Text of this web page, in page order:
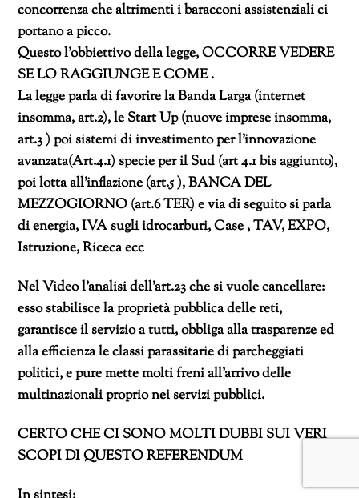
concorrenza che altrimenti i baracconi assistenziali ci
portano a picco.
Questo l’obbiettivo della legge, OCCORRE VEDERE
SE LO RAGGIUNGE E COME .
La legge parla di favorire la Banda Larga (internet
insomma, art.2), le Start Up (nuove imprese insomma,
art.3 ) poi sistemi di investimento per l’innovazione
avanzata(Art.4.1) specie per il Sud (art 4.1 bis aggiunto),
poi lotta all’inflazione (art.5 ), BANCA DEL
MEZZOGIORNO (art.6 TER) e via di seguito si parla
di energia, IVA sugli idrocarburi, Case , TAV, EXPO,
Istruzione, Riceca ecc
Nel Video l’analisi dell’art.23 che si vuole cancellare:
esso stabilisce la proprietà pubblica delle reti,
garantisce il servizio a tutti, obbliga alla trasparenze ed
alla efficienza le classi parassitarie di parcheggiati
politici, e pure mette molti freni all’arrivo delle
multinazionali proprio nei servizi pubblici.
CERTO CHE CI SONO MOLTI DUBBI SUI VERI
SCOPI DI QUESTO REFERENDUM